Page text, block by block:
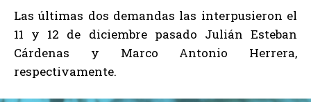
Las últimas dos demandas las interpusieron el
11 y 12 de diciembre pasado Julián Esteban
Cárdenas y Marco Antonio Herrera,
respectivamente.